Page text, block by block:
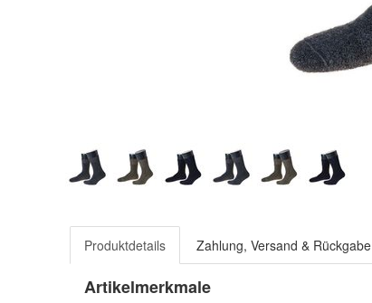
Produktdetails Zahlung, Versand & Rückgabe
Artikelmerkmale